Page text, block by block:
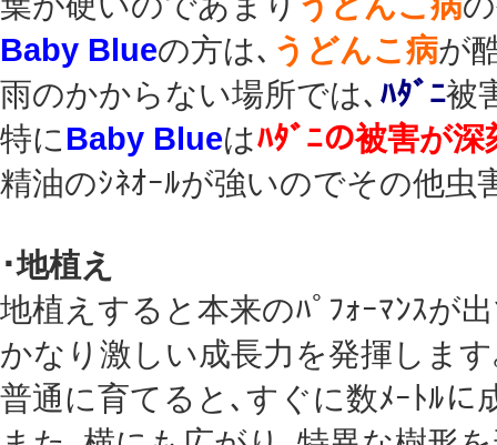
Baby Blueの方は､ うどんこ病が
雨のかからない場所では､ ﾊﾀﾞﾆ被
特にBaby Blueはﾊﾀﾞﾆの被害が
精油のｼﾈｵｰﾙが強いのでその他
･地植え
地植えすると本来のﾊﾟﾌｫｰﾏﾝｽが
かなり激しい成長力を発揮しま
普通に育てると､すぐに数ﾒｰﾄﾙに